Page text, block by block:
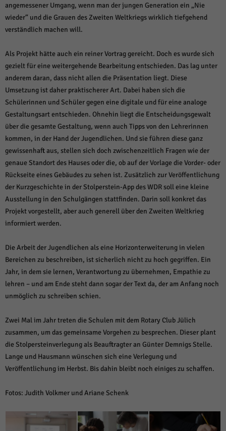
angemessener Umgang, wenn man der jungen Generation ein „Nie
wieder“ und die Grauen des Zweiten Weltkriegs wirklich tiefgehend
verständlich machen will.
Als Projekt hätte auch ein reiner Vortrag gereicht. Doch es wurde sich
gezielt für eine weitergehende Bearbeitung entschieden. Das lag unter
anderem daran, dass nicht allen die Präsentation liegt. Diese
Umsetzung ist daher praktischerer Art. Dabei haben sich die
Schülerinnen und Schüler gegen eine digitale und für eine analoge
Gestaltungsart entschieden. Ohnehin liegt die Entscheidungsgewalt
über die gesamte Gestaltung, wenn auch Tipps von den Lehrerinnen
kommen, in der Hand der Jugendlichen. Und sie führen diese ganz
gewissenhaft aus, stellen sich doch zwischenzeitlich Fragen wie der
genaue Standort des Hauses oder die, ob auf der Vorlage die Vorder- oder
Rückseite eines Gebäudes zu sehen ist. Zusätzlich zur Veröffentlichung
der Kurzgeschichte in der Stolperstein-App des WDR soll eine kleine
Ausstellung in den Schulgängen stattfinden. Darin soll konkret das
Projekt vorgestellt, aber auch generell über den Zweiten Weltkrieg
informiert werden.
Die Arbeit der Jugendlichen als eine Horizonterweiterung in vielen
Bereichen zu beschreiben, ist sicherlich nicht zu hoch gegriffen. Ein
Jahr, in dem sie lernen, Verantwortung zu übernehmen, Empathie zu
lehren – und am Ende steht dann sogar der Text da, der am Anfang noch
unmöglich zu schreiben schien.
Zwei Mal im Jahr treten die Schulen mit dem Rotary Club Jülich
zusammen, um das gemeinsame Vorgehen zu besprechen. Dieser plant
die Stolpersteinverlegung als Beauftragter an Günter Demnigs Stelle.
Lange und Hausmann wünschen sich eine Verlegung und
Veröffentlichung im Herbst. Bis dahin bleibt noch einiges zu schaffen.
Fotos: Judith Volkmer und Ariane Schenk